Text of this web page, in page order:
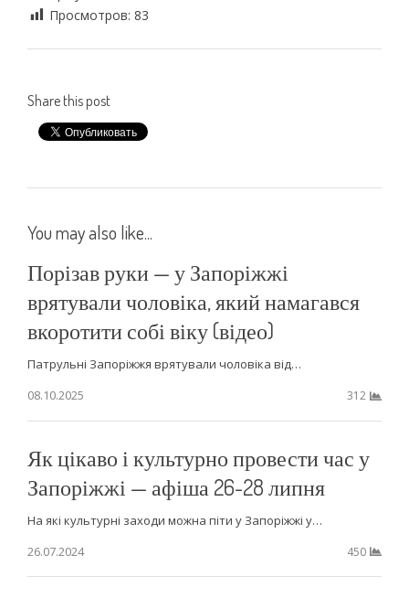
Просмотров: 83
Share this post
You may also like...
Порізав руки — у Запоріжжі
врятували чоловіка, який намагався
вкоротити собі віку (відео)
Патрульні Запоріжжя врятували чоловіка від…
08.10.2025
312
Як цікаво і культурно провести час у
Запоріжжі — афіша 26-28 липня
На які культурні заходи можна піти у Запоріжжі у…
26.07.2024
450